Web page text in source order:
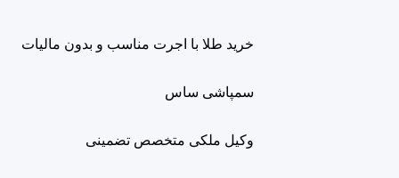
خرید طلا با اجرت مناسب و بدون مالیات
سمپاشی ساس
وکیل ملکی متخصص تضمینی